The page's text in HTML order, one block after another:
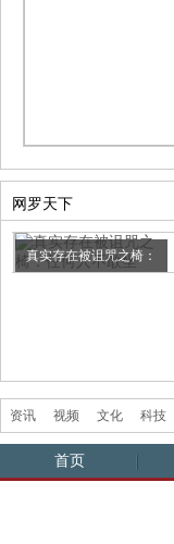
网罗天下
真实存在被诅咒之椅：
资讯 视频 文化 科技
首页